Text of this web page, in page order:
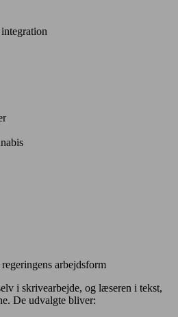
arbejdsform
i skrivearbejde, og læseren i tekst,
De udvalgte bliver: